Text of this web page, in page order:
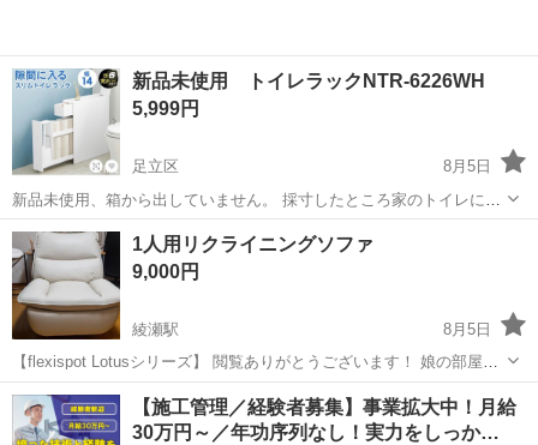
新品未使用 トイレラックNTR-6226WH
5,999円
足立区
8月5日
新品未使用、箱から出していません。 採寸したところ家のトイレには
幅が入りませんでした。 写真にある箱の傷は届いた時からあります。
よろしくお願いします。 https://amzn.asia/d/9PLaiua
東京 足立区 収納家具 NTR
1人用リクライニングソファ
9,000円
綾瀬駅
8月5日
【flexispot Lotusシリーズ】 閲覧ありがとうございます！ 娘の部屋用
に購入しましたが、家に置くには大きすぎるため出品させていただき
ました。 商品がかなり大きいため、分解してのお渡しになります。(説
明書あり)...
東京 足立区 綾瀬駅 ソファ
【施工管理／経験者募集】事業拡大中！月給
30万円～／年功序列なし！実力をしっか…